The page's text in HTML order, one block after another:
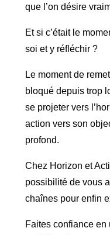
que l’on désire
Et si c’était le
soi et y réfléchir ?
Le moment de
bloqué depuis trop
se projeter vers
action vers son
profond.
Chez Horizon et
possibilité de vous
chaînes pour enfin
Faites confiance